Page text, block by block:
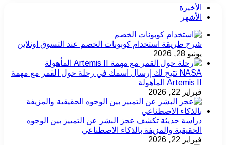
الأخيرة
الأشهر
شرح طريقة استخدام كوبونات الخصم عند التسوق اونلاين
يونيو 28, 2026
NASA تتيح لك إرسال اسمك في رحلة حول القمر مع مهمة
Artemis II المأهولة
فبراير 22, 2026
دراسة حديثة تكشف عجز البشر عن التمييز بين الوجوه
الحقيقية والمزيفة بالذكاء الاصطناعي
فبراير 22, 2026